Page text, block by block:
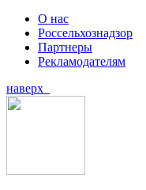
О нас
Россельхознадзор
Партнеры
Рекламодателям
наверх